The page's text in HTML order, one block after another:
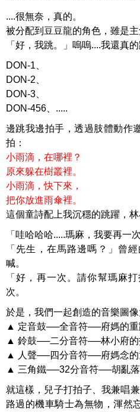
....很無奈，真的。
被分配到豆豆龍的角色，雖是
「好，我跳。」嗚嗚....我還真的
DON-1、
DON-2、
DON-3、
DON-456、.....
邊跳我邊拍手，透過肢體動作
拍：
小雨滴，在哪裡？
原來躲在樹叢裡。
小雨滴，快下來，
把你放進雨傘裡。
這個童詩配上我沉穩的跳躍，林
「哇哈哈哈.....瑪麻，我要再一次
「先生，在馬路邊嗎？」曾
喊。
「好，再一次。請你幫瑪麻
次。
於是，我們一起創造的音樂圖像
▲ 定音鼓──全音符──府媽的重
▲ 鈴鼓──二分音符──林小府的
▲ 人聲──四分音符──府媽念的
▲ 三角鐵──32分音符──胡亂落
就這樣，兒子打拍子、我兼唱
路過的機車騎士為無物，渾然